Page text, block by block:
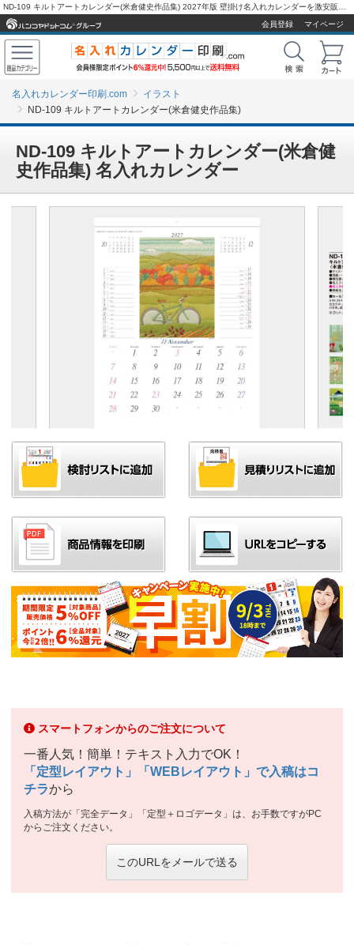
会員登録
マイページ
名入れカレンダー印刷.com
イラスト
ND-109 キルトアートカレンダー(米倉健史作品集)
ND-109 キルトアートカレンダー(米倉健
史作品集) 名入れカレンダー
スマートフォンからのご注文について
一番人気！簡単！テキスト入力でOK！
「定型レイアウト」「WEBレイアウト」で入稿はコ
チラから
入稿方法が「完全データ」「定型＋ロゴデータ」は、お手数ですがPC
からご注文ください。
このURLをメールで送る